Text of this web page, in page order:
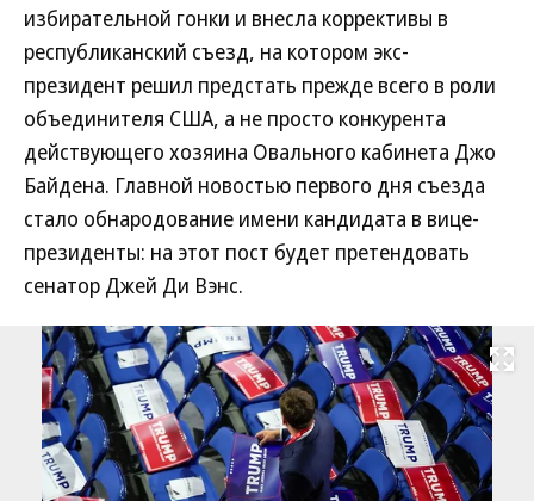
избирательной гонки и внесла коррективы в
республиканский съезд, на котором экс-
президент решил предстать прежде всего в роли
объединителя США, а не просто конкурента
действующего хозяина Овального кабинета Джо
Байдена. Главной новостью первого дня съезда
стало обнародование имени кандидата в вице-
президенты: на этот пост будет претендовать
сенатор Джей Ди Вэнс.
Развернуть